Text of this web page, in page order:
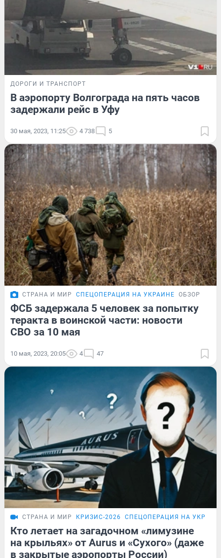
ДОРОГИ И ТРАНСПОРТ
В аэропорту Волгограда на пять часов
задержали рейс в Уфу
30 мая, 2023, 11:25 4 738 5
СТРАНА И МИР СПЕЦОПЕРАЦИЯ НА УКРАИНЕ ОБЗОР
ФСБ задержала 5 человек за попытку
теракта в воинской части: новости
СВО за 10 мая
10 мая, 2023, 20:05 4 47
СТРАНА И МИР КРИЗИС-2026 СПЕЦОПЕРАЦИЯ НА
Кто летает на загадочном «лимузине
на крыльях» от Aurus и «Сухого» (даже
в закрытые аэропорты России)